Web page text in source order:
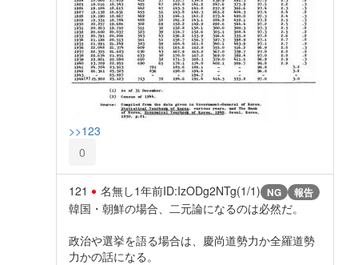
>>123
0
121 名無し1年前ID:IzODg2NTg(1/1) NG 報告
韓国・朝鮮の場合、二元論になるのは必然だ。
政治や選挙を語る場合は、慶尚道勢力か全羅道勢
力かの話になる。